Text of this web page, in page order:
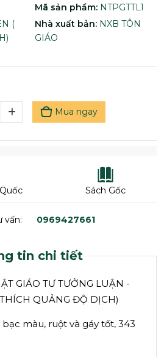
Mã sản phẩm: NTPGTTL1
(
Nhà xuất bản: NXB TÔN
GIÁO
Mua ngay
Sách Gốc
vấn: 0969427661
tin chi tiết
GIÁO TƯ TƯỞNG LUẬN -
QUẢNG ĐỘ DỊCH)
màu, ruột và gáy tốt, 343